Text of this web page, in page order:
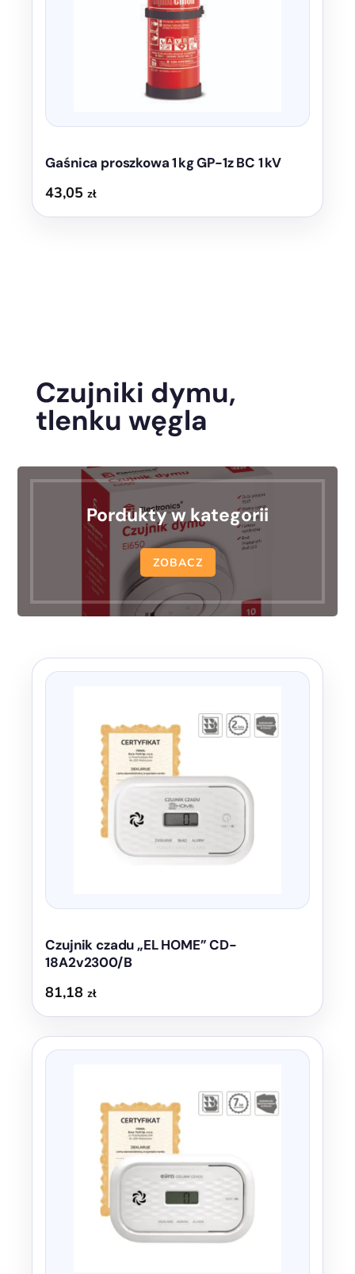
Gaśnica proszkowa 1 kg GP-1z BC 1 kV
43,05zł
Czujniki dymu,
tlenku węgla
Pordukty w kategorii
ZOBACZ
Czujnik czadu „EL HOME” CD-
18A2v2300/B
81,18zł